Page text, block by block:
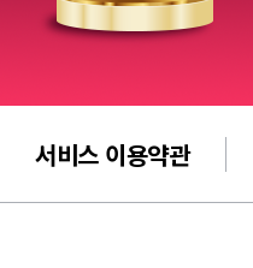
서비스 이용약관